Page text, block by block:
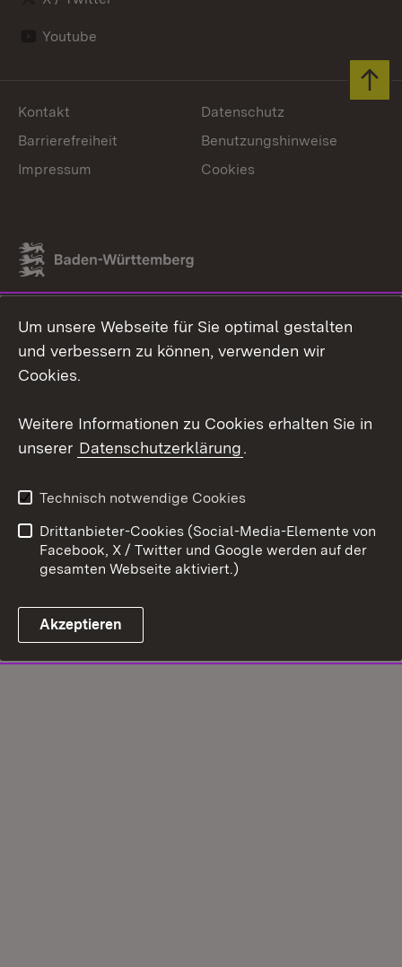
Youtube
Link zum Landesportal
Kontakt
Datenschutz
Barrierefreiheit
Benutzungshinweise
Impressum
Cookies
Um unsere Webseite für Sie optimal gestalten
und verbessern zu können, verwenden wir
Cookies.
Weitere Informationen zu Cookies erhalten Sie in
unserer Datenschutzerklärung.
Technisch notwendige Cookies
Drittanbieter-Cookies (Social-Media-Elemente von
Facebook, X / Twitter und Google werden auf der
gesamten Webseite aktiviert.)
Akzeptieren